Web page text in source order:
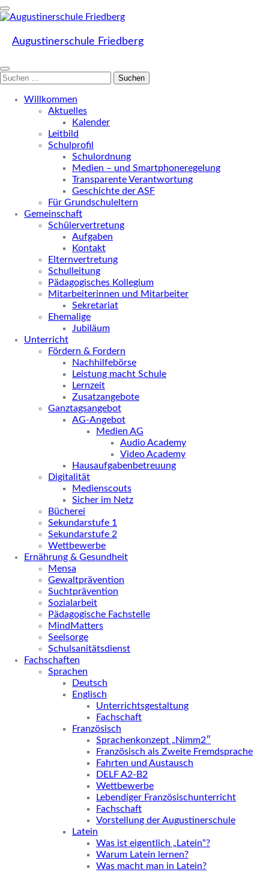
Weiter
zum
(EnterAugustinerschule Friedberg
Suchen
Willkommen
Aktuelles
Kalender
Leitbild
Schulprofil
Schulordnung
Medien – und Smartphoneregelung
Transparente Verantwortung
Geschichte der ASF
Für Grundschuleltern
Gemeinschaft
Schülervertretung
Aufgaben
Kontakt
Elternvertretung
Schulleitung
Pädagogisches Kollegium
Mitarbeiterinnen und Mitarbeiter
Sekretariat
Ehemalige
Jubiläum
Unterricht
Fördern & Fordern
Nachhilfebörse
Leistung macht Schule
Lernzeit
Zusatzangebote
Ganztagsangebot
AG-Angebot
Medien AG
Audio Academy
Video Academy
Hausaufgabenbetreuung
Digitalität
Medienscouts
Sicher im Netz
Bücherei
Sekundarstufe 1
Sekundarstufe 2
Wettbewerbe
Ernährung & Gesundheit
Mensa
Gewaltprävention
Suchtprävention
Sozialarbeit
Pädagogische Fachstelle
MindMatters
Seelsorge
Schulsanitätsdienst
Fachschaften
Sprachen
Deutsch
Englisch
Unterrichtsgestaltung
Fachschaft
Französisch
Sprachenkonzept „Nimm2″
Französisch als Zweite Fremdsprache
Fahrten und Austausch
DELF A2-B2
Wettbewerbe
Lebendiger Französischunterricht
Fachschaft
Vorstellung der Augustinerschule
Latein
Was ist eigentlich „Latein“?
Warum Latein lernen?
Was macht man in Latein?